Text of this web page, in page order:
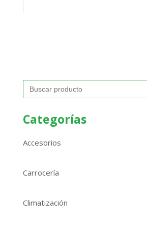
Buscar:
Categorías
Accesorios
Carrocería
Climatización